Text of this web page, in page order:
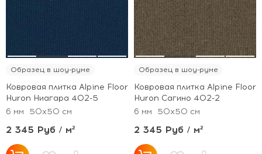
Образец в шоу-руме
Ковровая плитка Alpine Floor
Huron Ниагара 402-5
6 мм
50x50 см
2 345 Руб / м²
Образец в шоу-руме
Ковровая плитка Alpine Floor
Huron Сагино 402-2
6 мм
50x50 см
2 345 Руб / м²